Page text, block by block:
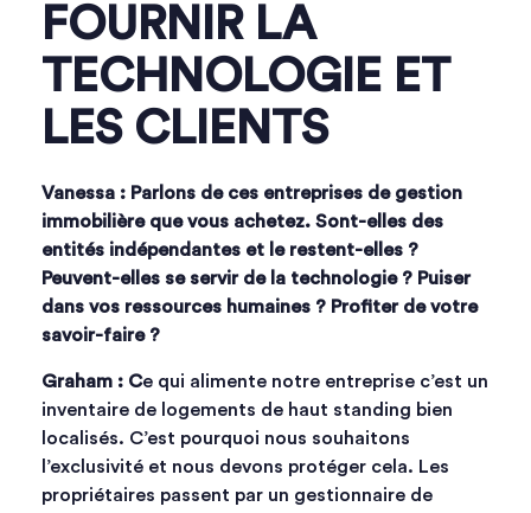
FOURNIR LA
TECHNOLOGIE ET
LES CLIENTS
Vanessa : Parlons de ces entreprises de gestion
immobilière que vous achetez. Sont-elles des
entités indépendantes et le restent-elles ?
Peuvent-elles se servir de la technologie ? Puiser
dans vos ressources humaines ? Profiter de votre
savoir-faire ?
Graham : Ce qui alimente notre entreprise c’est un
inventaire de logements de haut standing bien
localisés. C’est pourquoi nous souhaitons
l’exclusivité et nous devons protéger cela. Les
propriétaires passent par un gestionnaire de